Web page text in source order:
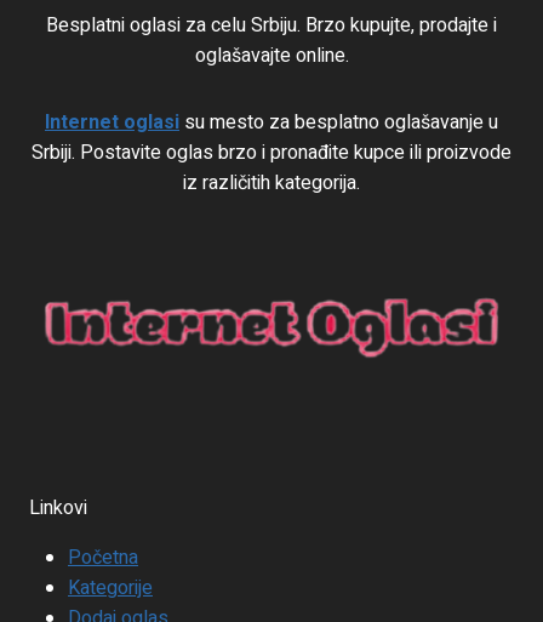
Besplatni oglasi za celu Srbiju. Brzo kupujte, prodajte i
oglašavajte online.
Internet oglasi su mesto za besplatno oglašavanje u
Srbiji. Postavite oglas brzo i pronađite kupce ili proizvode
iz različitih kategorija.
Linkovi
Početna
Kategorije